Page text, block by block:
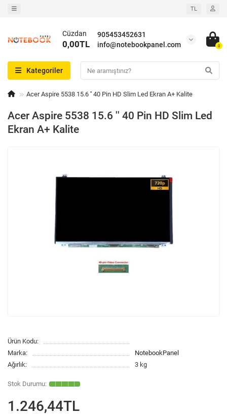
TL
905453452631
info@notebookpanel.com
Cüzdan
0,00TL 0
Kategoriler
Acer Aspire 5538 15.6 '' 40 Pin HD Slim Led Ekran A+ Kalite
Acer Aspire 5538 15.6 '' 40 Pin HD Slim Led
Ekran A+ Kalite
Ürün Kodu:
Marka:
NotebookPanel
Ağırlık:
3 kg
1.246,44TL